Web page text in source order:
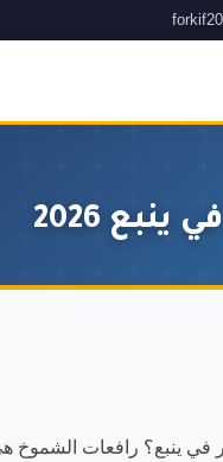
2026